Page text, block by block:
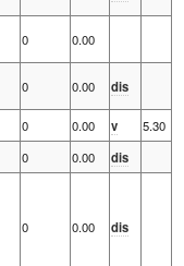
0
0.00
0 0.00
dis
0 0.00 v
5.30
0 0.00
dis
0 0.00 dis